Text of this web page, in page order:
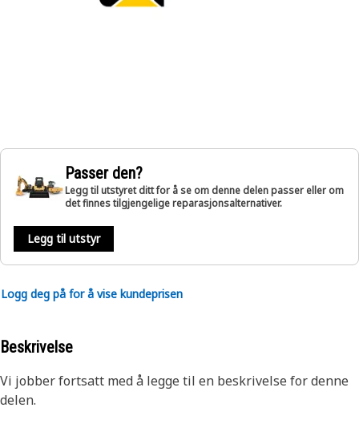
Passer den?
Legg til utstyret ditt for å se om denne delen passer eller om
det finnes tilgjengelige reparasjonsalternativer.
Legg til utstyr
Logg deg på for å vise kundeprisen
Beskrivelse
Vi jobber fortsatt med å legge til en beskrivelse for denne
delen.